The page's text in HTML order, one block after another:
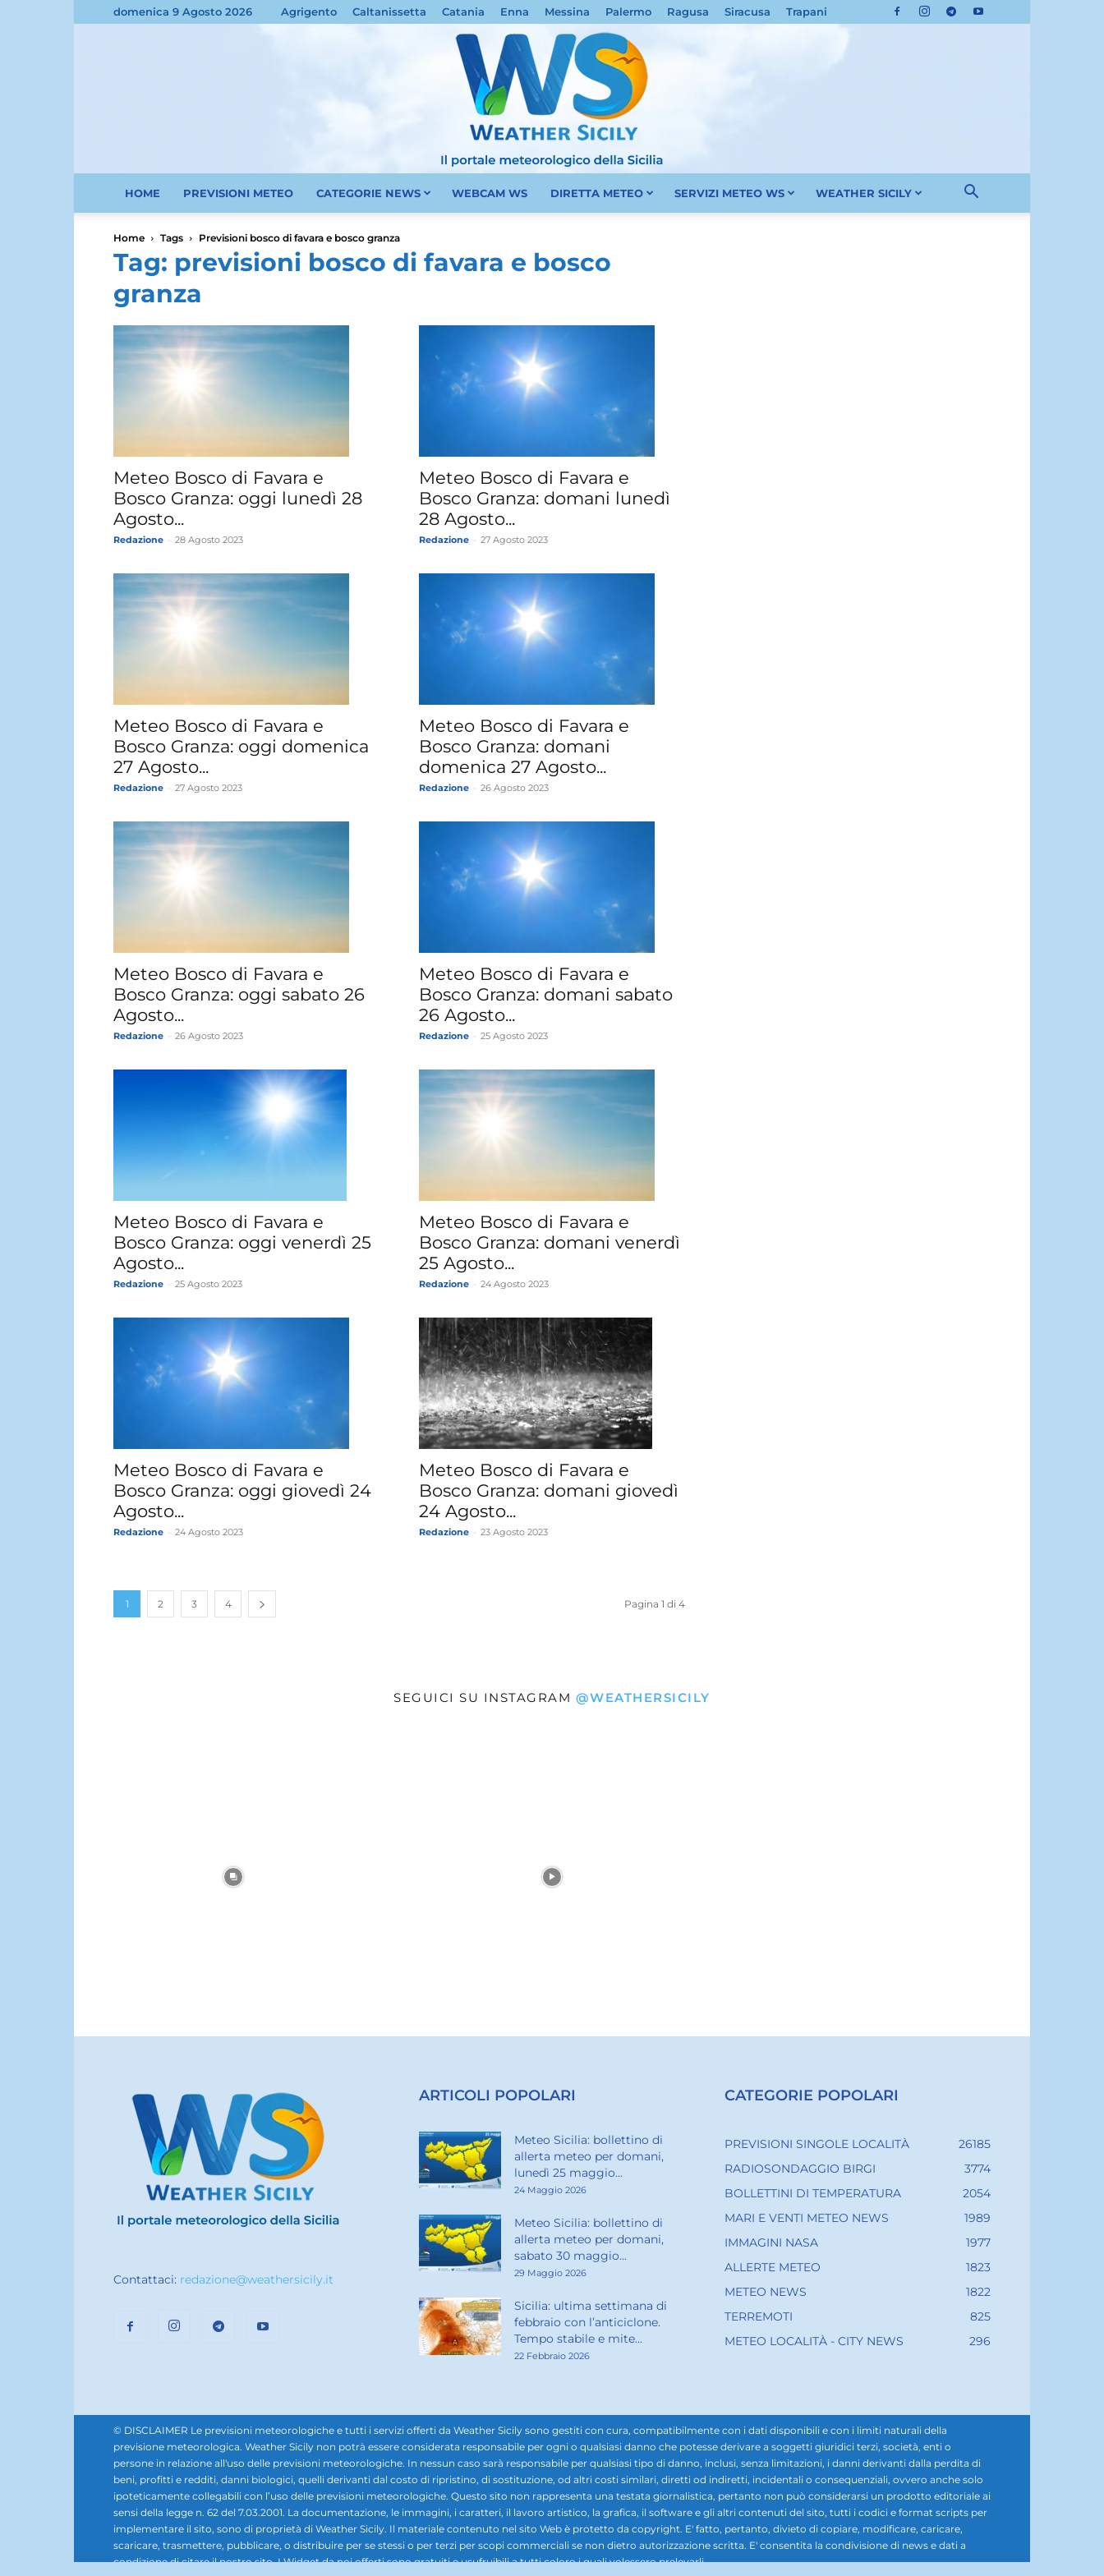
domenica 9 Agosto 2026 Agrigento Caltanissetta Catania Enna Messina Palermo Ragusa Siracusa Trapani
Sicily.it
HOME PREVISIONI METEO CATEGORIE NEWS WEBCAM WS DIRETTA METEO SERVIZI METEO WS WEATHER SICILY
Home Tags Previsioni bosco di favara e bosco granza
Tag: previsioni bosco di favara e bosco
granza
Meteo Bosco di Favara e
Bosco Granza: oggi lunedì 28
Agosto...
Redazione 28 Agosto 2023
Meteo Bosco di Favara e
Bosco Granza: domani lunedì
28 Agosto...
Redazione 27 Agosto 2023
Meteo Bosco di Favara e
Bosco Granza: oggi domenica
27 Agosto...
Redazione 27 Agosto 2023
Meteo Bosco di Favara e
Bosco Granza: domani
domenica 27 Agosto...
Redazione 26 Agosto 2023
Meteo Bosco di Favara e
Bosco Granza: oggi sabato 26
Agosto...
Redazione 26 Agosto 2023
Meteo Bosco di Favara e
Bosco Granza: domani sabato
26 Agosto...
Redazione 25 Agosto 2023
Meteo Bosco di Favara e
Bosco Granza: oggi venerdì 25
Agosto...
Redazione 25 Agosto 2023
Meteo Bosco di Favara e
Bosco Granza: domani venerdì
25 Agosto...
Redazione 24 Agosto 2023
Meteo Bosco di Favara e
Bosco Granza: oggi giovedì 24
Agosto...
Redazione 24 Agosto 2023
Meteo Bosco di Favara e
Bosco Granza: domani giovedì
24 Agosto...
Redazione 23 Agosto 2023
1 2 3 4 Pagina 1 di 4
SEGUICI SU INSTAGRAM @WEATHERSICILY
Contattaci: redazione@weathersicily.it
ARTICOLI POPOLARI
Meteo Sicilia: bollettino di
allerta meteo per domani,
lunedì 25 maggio...
24 Maggio 2026
Meteo Sicilia: bollettino di
allerta meteo per domani,
sabato 30 maggio...
29 Maggio 2026
Sicilia: ultima settimana di
febbraio con l’anticiclone.
Tempo stabile e mite...
22 Febbraio 2026
CATEGORIE POPOLARI
PREVISIONI SINGOLE LOCALITÀ
26185
RADIOSONDAGGIO BIRGI
3774
BOLLETTINI DI TEMPERATURA
2054
MARI E VENTI METEO NEWS
1989
IMMAGINI NASA
1977
ALLERTE METEO
1823
METEO NEWS
1822
TERREMOTI
825
METEO LOCALITÀ - CITY NEWS
296
© DISCLAIMER Le previsioni meteorologiche e tutti i servizi offerti da Weather Sicily sono gestiti con cura, compatibilmente con i dati disponibili e con i limiti naturali della
previsione meteorologica. Weather Sicily non potrà essere considerata responsabile per ogni o qualsiasi danno che potesse derivare a soggetti giuridici terzi, società, enti o
persone in relazione all'uso delle previsioni meteorologiche. In nessun caso sarà responsabile per qualsiasi tipo di danno, inclusi, senza limitazioni, i danni derivanti dalla perdita di
beni, profitti e redditi, danni biologici, quelli derivanti dal costo di ripristino, di sostituzione, od altri costi similari, diretti od indiretti, incidentali o consequenziali, ovvero anche solo
ipoteticamente collegabili con l’uso delle previsioni meteorologiche. Questo sito non rappresenta una testata giornalistica, pertanto non può considerarsi un prodotto editoriale ai
sensi della legge n. 62 del 7.03.2001. La documentazione, le immagini, i caratteri, il lavoro artistico, la grafica, il software e gli altri contenuti del sito, tutti i codici e format scripts per
implementare il sito, sono di proprietà di Weather Sicily. Il materiale contenuto nel sito Web è protetto da copyright. E' fatto, pertanto, divieto di copiare, modificare, caricare,
scaricare, trasmettere, pubblicare, o distribuire per se stessi o per terzi per scopi commerciali se non dietro autorizzazione scritta. E' consentita la condivisione di news e dati a
condizione di citare il nostro sito. I Widget da noi offerti sono gratuiti e usufruibili a tutti coloro i quali volessero prelevarli.